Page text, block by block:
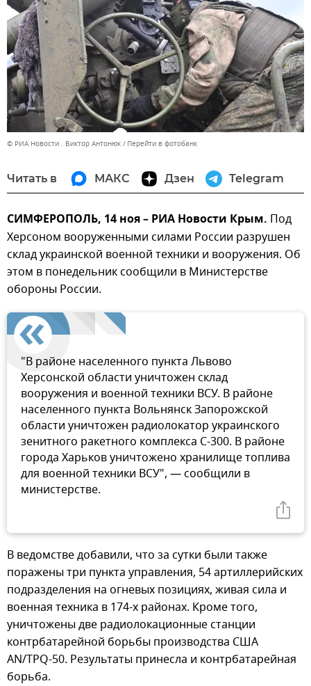
© РИА Новости . Виктор Антонюк Перейти в фотобанк
Читать в МАКС Дзен Telegram
СИМФЕРОПОЛЬ, 14 ноя – РИА Новости Крым. Под
Херсоном вооруженными силами России разрушен
склад украинской военной техники и вооружения. Об
этом в понедельник сообщили в Министерстве
обороны России.
"В районе населенного пункта Львово
Херсонской области уничтожен склад
вооружения и военной техники ВСУ. В районе
населенного пункта Вольнянск Запорожской
области уничтожен радиолокатор украинского
зенитного ракетного комплекса С-300. В районе
города Харьков уничтожено хранилище топлива
для военной техники ВСУ", — сообщили в
министерстве.
В ведомстве добавили, что за сутки были также
поражены три пункта управления, 54 артиллерийских
подразделения на огневых позициях, живая сила и
военная техника в 174-х районах. Кроме того,
уничтожены две радиолокационные станции
контрбатарейной борьбы производства США
AN/TPQ-50. Результаты принесла и контрбатарейная
борьба.